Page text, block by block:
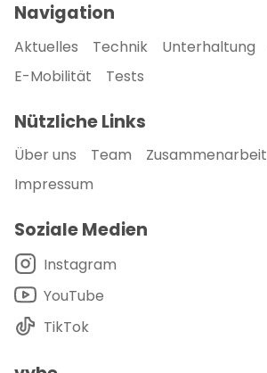
Navigation
Aktuelles Technik Unterhaltung
E-Mobilität
Tests
Nützliche Links
Über uns Team Zusammenarbeit
Impressum
Soziale Medien
Instagram
YouTube
TikTok